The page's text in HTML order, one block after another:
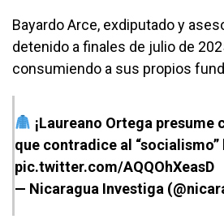
Bayardo Arce, exdiputado y
detenido a finales de julio de
consumiendo a sus propios
¡Laureano Ortega
que contradice al “socialismo”
pic.twitter.com/AQQOhXeasD
— Nicaragua Investiga